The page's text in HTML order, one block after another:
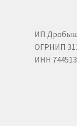
ИП
ОГРНИП
ИНН